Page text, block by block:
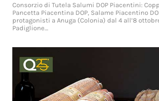
Consorzio di Tutela Salumi DOP Piacentini:
Pancetta Piacentina DOP, Salame Piacentino
protagonisti a Anuga (Colonia) dal 4 all’8
Padiglione…